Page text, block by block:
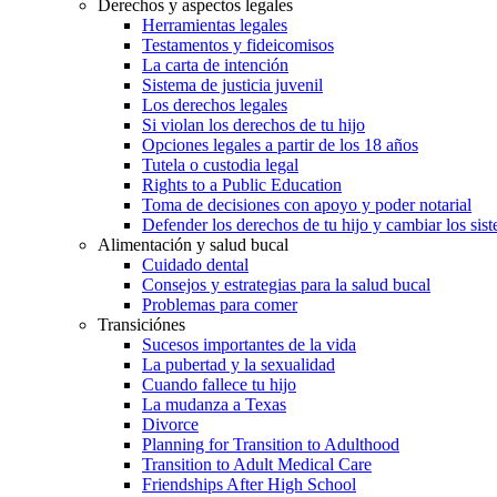
Derechos y aspectos legales
Herramientas legales
Testamentos y fideicomisos
La carta de intención
Sistema de justicia juvenil
Los derechos legales
Si violan los derechos de tu hijo
Opciones legales a partir de los 18 años
Tutela o custodia legal
Rights to a Public Education
Toma de decisiones con apoyo y poder notarial
Defender los derechos de tu hijo y cambiar los
Alimentación y salud bucal
Cuidado dental
Consejos y estrategias para la salud bucal
Problemas para comer
Transiciónes
Sucesos importantes de la vida
La pubertad y la sexualidad
Cuando fallece tu hijo
La mudanza a Texas
Divorce
Planning for Transition to Adulthood
Transition to Adult Medical Care
Friendships After High School